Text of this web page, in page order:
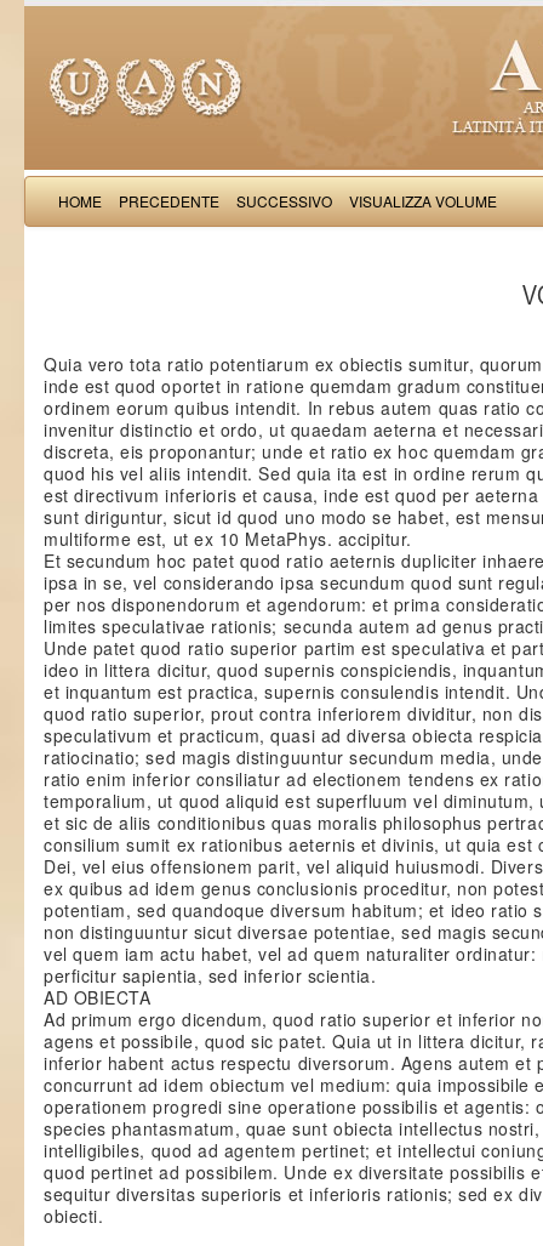
HOME PRECEDENTE SUCCESSIVO VISUALIZZA VOLUME
Quia vero tota ratio potentiarum ex obiectis sumitur,
inde est quod oportet in ratione quemdam gradum
ordinem eorum quibus intendit. In rebus autem quas ratio
invenitur distinctio et ordo, ut quaedam aeterna et
discreta, eis proponantur; unde et ratio ex hoc quemdam
quod his vel aliis intendit. Sed quia ita est in ordine rerum
est directivum inferioris et causa, inde est quod per
sunt diriguntur, sicut id quod uno modo se habet, est
multiforme est, ut ex 10 MetaPhys. accipitur.
Et secundum hoc patet quod ratio aeternis dupliciter
ipsa in se, vel considerando ipsa secundum quod sunt
per nos disponendorum et agendorum: et prima
limites speculativae rationis; secunda autem ad genus
Unde patet quod ratio superior partim est speculativa et
ideo in littera dicitur, quod supernis conspiciendis,
et inquantum est practica, supernis consulendis intendit.
quod ratio superior, prout contra inferiorem dividitur, non
speculativum et practicum, quasi ad diversa obiecta
ratiocinatio; sed magis distinguuntur secundum media,
ratio enim inferior consiliatur ad electionem tendens ex
temporalium, ut quod aliquid est superfluum vel diminutum,
et sic de aliis conditionibus quas moralis philosophus
consilium sumit ex rationibus aeternis et divinis, ut quia est
Dei, vel eius offensionem parit, vel aliquid huiusmodi.
ex quibus ad idem genus conclusionis proceditur, non
potentiam, sed quandoque diversum habitum; et ideo ratio
non distinguuntur sicut diversae potentiae, sed magis
vel quem iam actu habet, vel ad quem naturaliter
perficitur sapientia, sed inferior scientia.
AD OBIECTA
Ad primum ergo dicendum, quod ratio superior et inferior
agens et possibile, quod sic patet. Quia ut in littera dicitur,
inferior habent actus respectu diversorum. Agens autem et
concurrunt ad idem obiectum vel medium: quia impossibile
operationem progredi sine operatione possibilis et agentis:
species phantasmatum, quae sunt obiecta intellectus
intelligibiles, quod ad agentem pertinet; et intellectui
quod pertinet ad possibilem. Unde ex diversitate possibilis
sequitur diversitas superioris et inferioris rationis; sed ex
obiecti.